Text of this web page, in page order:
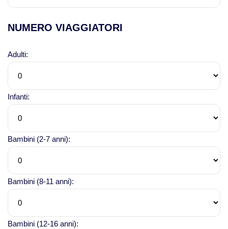
NUMERO VIAGGIATORI
Adulti:
Infanti:
Bambini (2-7 anni):
Bambini (8-11 anni):
Bambini (12-16 anni):